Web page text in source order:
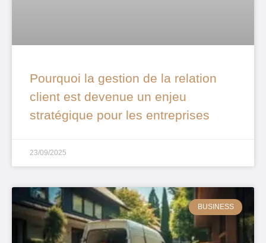
Pourquoi la gestion de la relation
client est devenue un enjeu
stratégique pour les entreprises
23/09/2025
BUSINESS